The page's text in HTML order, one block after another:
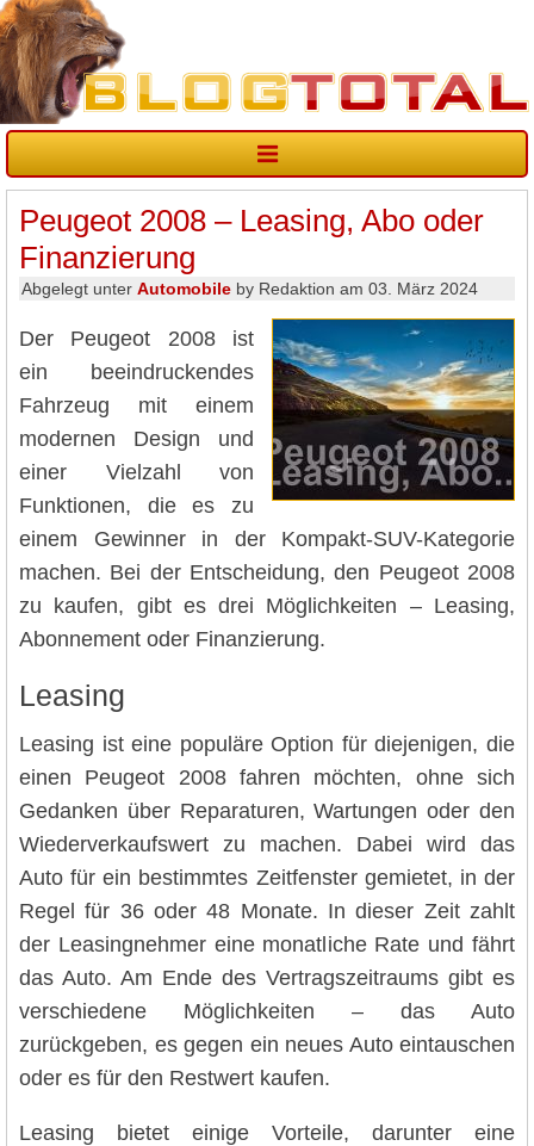
Peugeot 2008 – Leasing, Abo oder
Finanzierung
Abgelegt unter Automobile by Redaktion am 03. März 2024
Der Peugeot 2008 ist
ein beeindruckendes
Fahrzeug mit einem
modernen Design und
einer Vielzahl von
Funktionen, die es zu
einem Gewinner in der Kompakt-SUV-Kategorie
machen. Bei der Entscheidung, den Peugeot 2008
zu kaufen, gibt es drei Möglichkeiten – Leasing,
Abonnement oder Finanzierung.
Leasing
Leasing ist eine populäre Option für diejenigen, die
einen Peugeot 2008 fahren möchten, ohne sich
Gedanken über Reparaturen, Wartungen oder den
Wiederverkaufswert zu machen. Dabei wird das
Auto für ein bestimmtes Zeitfenster gemietet, in der
Regel für 36 oder 48 Monate. In dieser Zeit zahlt
der Leasingnehmer eine monatliche Rate und fährt
das Auto. Am Ende des Vertragszeitraums gibt es
verschiedene Möglichkeiten – das Auto
zurückgeben, es gegen ein neues Auto eintauschen
oder es für den Restwert kaufen.
Leasing bietet einige Vorteile, darunter eine